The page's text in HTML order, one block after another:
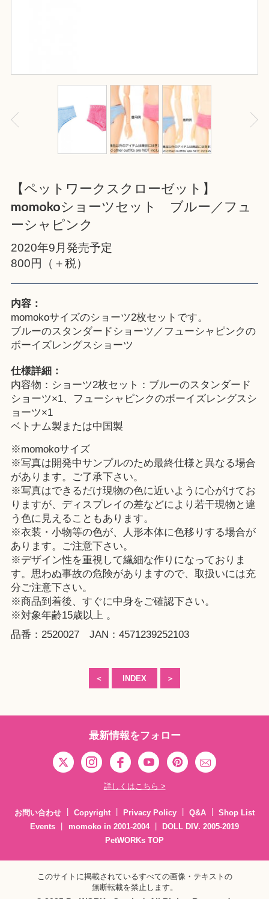
【ペットワークスクローゼット】
momokoショーツセット ブルー／フュ
ーシャピンク
2020年9月発売予定
800円（＋税）
内容：
momokoサイズのショーツ2枚セットです。
ブルーのスタンダードショーツ／フューシャピンクの
ボーイズレングスショーツ
仕様詳細：
内容物：ショーツ2枚セット：ブルーのスタンダード
ショーツ×1、フューシャピンクのボーイズレングスシ
ョーツ×1
ベトナム製または中国製
※momokoサイズ
※写真は開発中サンプルのため最終仕様と異なる場合
があります。ご了承下さい。
※写真はできるだけ現物の色に近いように心がけてお
りますが、ディスプレイの差などにより若干現物と違
う色に見えることもあります。
※衣装・小物等の色が、人形本体に色移りする場合が
あります。ご注意下さい。
※デザイン性を重視して繊細な作りになっておりま
す。思わぬ事故の危険がありますので、取扱いには充
分ご注意下さい。
※商品到着後、すぐに中身をご確認下さい。
※対象年齢15歳以上 。
品番：2520027 JAN：4571239252103
＜ INDEX ＞
最新情報をフォロー
詳しくはこちら >
お問い合わせ Copyright Privacy Policy Q&A
Shop List
Events
momoko in 2001-2004
DOLL DIV. 2005-2019
PetWORKs TOP
このサイトに掲載されているすべての画像・テキストの
無断転載を禁止します。